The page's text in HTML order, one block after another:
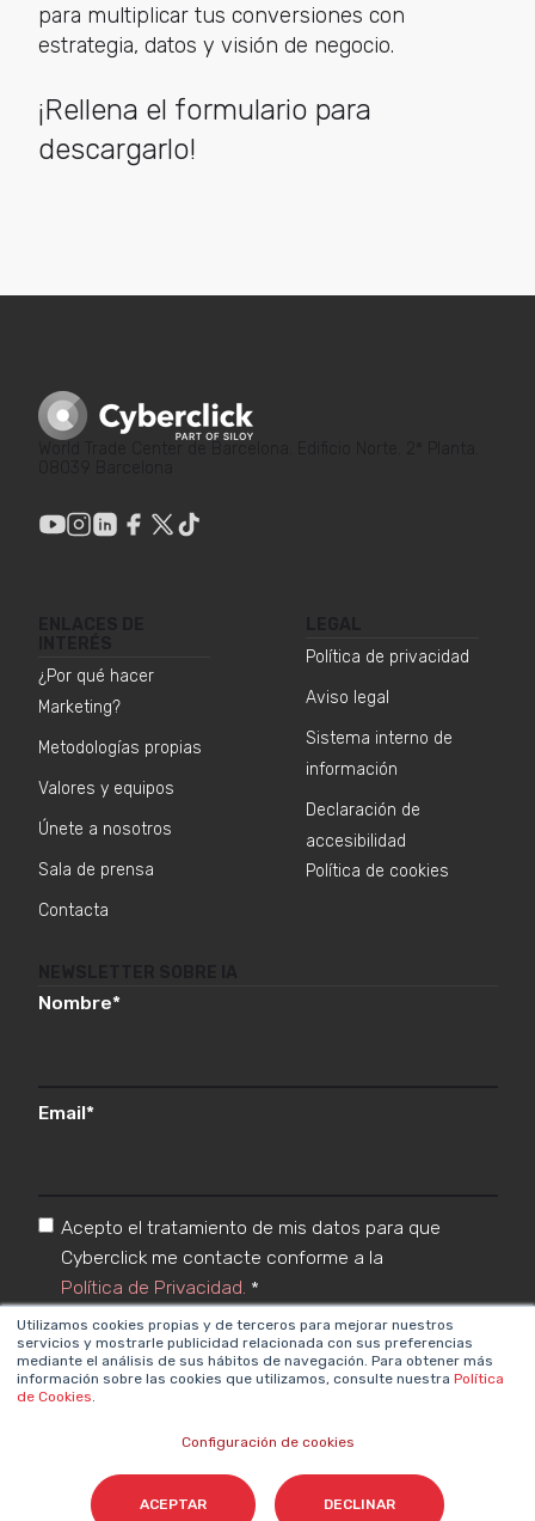
Utilizamos cookies propias y de terceros para mejorar nuestros
servicios y mostrarle publicidad relacionada con sus preferencias
mediante el análisis de sus hábitos de navegación. Para obtener más
información sobre las cookies que utilizamos, consulte nuestra Política
de Cookies.
Configuración de cookies
ACEPTAR DECLINAR
para multiplicar tus conversiones con
estrategia, datos y visión de negocio.
¡Rellena el formulario para
descargarlo!
¿Por qué hacer
Marketing?
Metodologías propias
Valores y equipos
Únete a nosotros
Sala de prensa
Contacta
Política de privacidad
Aviso legal
Sistema interno de
información
Declaración de
accesibilidad
Política de cookies
Nombre*
Email*
Acepto el tratamiento de mis datos para que
Cyberclick me contacte conforme a la
Política de Privacidad. *
Cyberclick @ 2026. Todos los derechos reservados